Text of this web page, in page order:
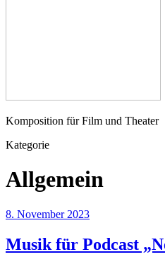
Komposition für Film und Theater
Kategorie
Allgemein
8. November 2023
Musik für Podcast